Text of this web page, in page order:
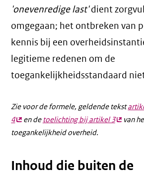
'onevenredige last'dient
omgegaan; het ontbreken van
kennis bij een
legitieme redenen om de
toegankelijkheidsstandaard
Zie voor de formele, geldende tekst
4(externe
link)
en de toelichting bij artikel 3(externe
van
toegankelijkheid overheid.
Inhoud die buiten de